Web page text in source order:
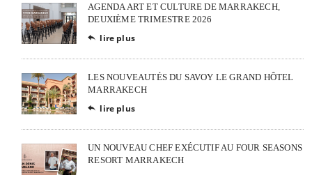
AGENDA ART ET CULTURE DE MARRAKECH,
DEUXIÈME TRIMESTRE 2026
 lire plus
LES NOUVEAUTÉS DU SAVOY LE GRAND HÔTEL
MARRAKECH
 lire plus
UN NOUVEAU CHEF EXÉCUTIF AU FOUR SEASONS
RESORT MARRAKECH